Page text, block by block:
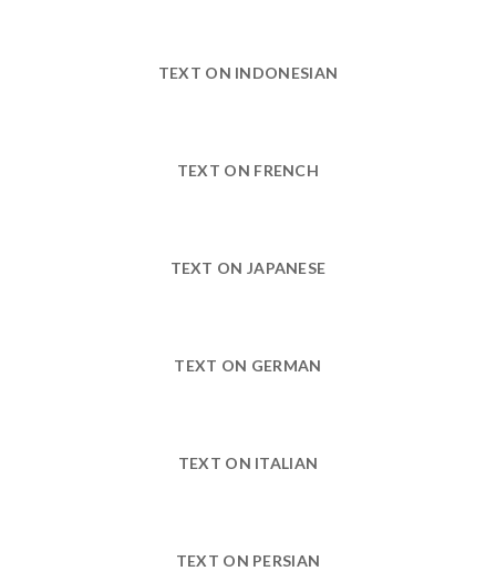
TEXT ON INDONESIAN
TEXT ON FRENCH
TEXT ON JAPANESE
TEXT ON GERMAN
TEXT ON ITALIAN
TEXT ON PERSIAN